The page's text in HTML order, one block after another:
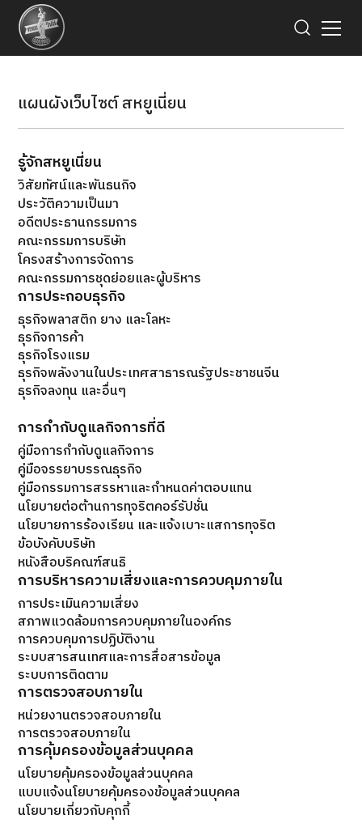
แผนผังเว็บไซต์ สหยูเนี่ยน
รู้จักสหยูเนี่ยน
วิสัยทัศน์และพันธนกิจ
ประวัติความเป็นมา
อดีตประธานกรรมการ
คณะกรรมการบริษัท
โครงสร้างการจัดการ
คณะกรรมการชุดย่อยและผู้บริหาร
การประกอบธุรกิจ
ธุรกิจพลาสติก ยาง และโลหะ
ธุรกิจการค้า
ธุรกิจโรงแรม
ธุรกิจพลังงานในประเทศสาธารณรัฐประชาชนจีน
ธุรกิจลงทุน และอื่นๆ
การกำกับดูแลกิจการที่ดี
คู่มือการกำกับดูแลกิจการ
คู่มือจรรยาบรรณธุรกิจ
คู่มือกรรมการสรรหาและกำหนดค่าตอบแทน
นโยบายต่อต้านการทุจริตคอร์รัปชั่น
นโยบายการร้องเรียน และแจ้งเบาะแสการทุจริต
ข้อบังคับบริษัท
หนังสือบริคณฑ์สนธิ
การบริหารความเสี่ยงและการควบคุมภายใน
การประเมินความเสี่ยง
สภาพแวดล้อมการควบคุมภายในองค์กร
การควบคุมการปฏิบัติงาน
ระบบสารสนเทศและการสื่อสารข้อมูล
ระบบการติดตาม
การตรวจสอบภายใน
หน่วยงานตรวจสอบภายใน
การตรวจสอบภายใน
การคุ้มครองข้อมูลส่วนบุคคล
นโยบายคุ้มครองข้อมูลส่วนบุคคล
แบบแจ้งนโยบายคุ้มครองข้อมูลส่วนบุคคล
นโยบายเกี่ยวกับคุกกี้